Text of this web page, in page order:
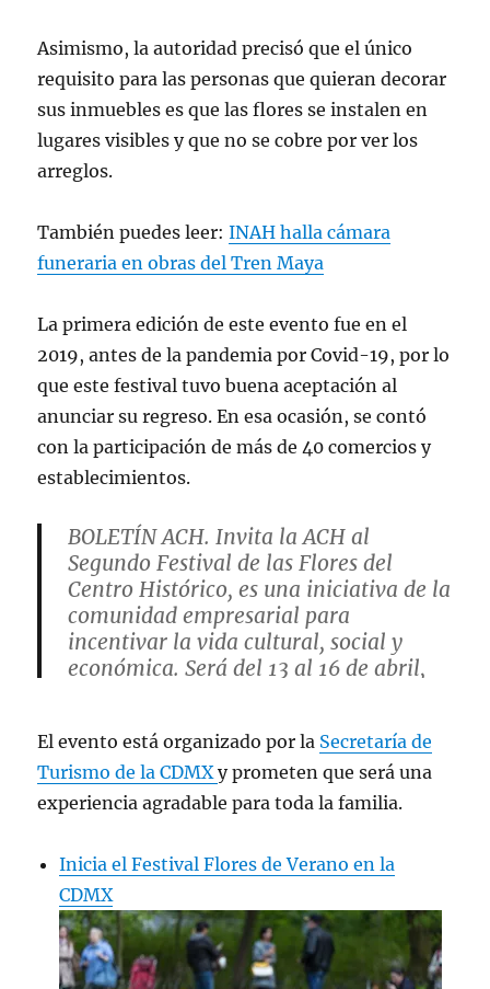
Asimismo, la autoridad precisó que el único
requisito para las personas que quieran decorar
sus inmuebles es que las flores se instalen en
lugares visibles y que no se cobre por ver los
arreglos.
También puedes leer:INAH halla cámara
funeraria en obras del Tren Maya
La primera edición de este evento fue en el
2019, antes de la pandemia por Covid-19, por lo
que este festival tuvo buena aceptación al
anunciar su regreso. En esa ocasión, se contó
con la participación de más de 40 comercios y
establecimientos.
BOLETÍN ACH. Invita la ACH al
Segundo Festival de las Flores del
Centro Histórico, es una iniciativa de la
comunidad empresarial para
incentivar la vida cultural, social y
económica. Será del 13 al 16 de abril,
pic.twitter.com/edFIhQJ3FO
— Autoridad del Centro Histórico
El evento está organizado por la Secretaría de
Turismo de la CDMXy prometen que será una
experiencia agradable para toda la familia.
Inicia el Festival Flores de Verano en la
CDMX